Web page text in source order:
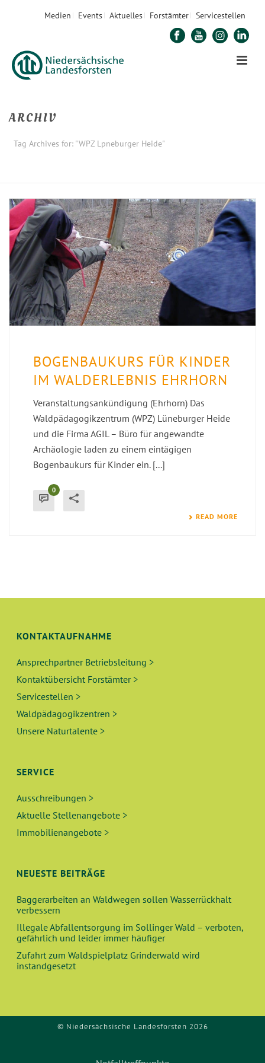
Medien Events Aktuelles Forstämter Servicestellen
ARCHIV
Tag Archives for: "WPZ Lpneburger Heide"
BOGENBAUKURS FÜR KINDER
IM WALDERLEBNIS EHRHORN
Veranstaltungsankündigung (Ehrhorn) Das
Waldpädagogikzentrum (WPZ) Lüneburger Heide
und die Firma AGIL – Büro für angewandte
Archäologie laden zu einem eintägigen
Bogenbaukurs für Kinder ein. [...]
0
READ MORE
KONTAKTAUFNAHME
Ansprechpartner Betriebsleitung >
Kontaktübersicht Forstämter >
Servicestellen >
Waldpädagogikzentren >
Unsere Naturtalente >
SERVICE
Ausschreibungen >
Aktuelle Stellenangebote >
Immobilienangebote >
NEUESTE BEITRÄGE
Baggerarbeiten an Waldwegen sollen Wasserrückhalt
verbessern
Illegale Abfallentsorgung im Sollinger Wald – verboten,
gefährlich und leider immer häufiger
Zufahrt zum Waldspielplatz Grinderwald wird
instandgesetzt
© Niedersächsische Landesforsten 2026